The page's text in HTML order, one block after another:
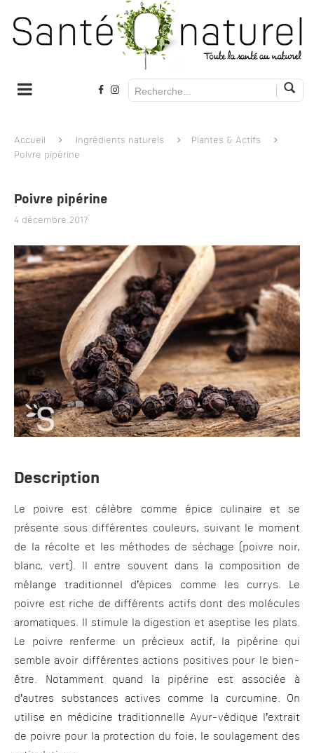
Accueil Ingrédients naturels
Plantes & Actifs
Poivre pipérine
Poivre pipérine
4 décembre 2017
Description
Le poivre est célèbre comme épice culinaire et se
présente sous différentes couleurs, suivant le moment
de la récolte et les méthodes de séchage (poivre noir,
blanc, vert). Il entre souvent dans la composition de
mélange traditionnel d’épices comme les currys. Le
poivre est riche de différents actifs dont des molécules
aromatiques. Il stimule la digestion et aseptise les plats.
Le poivre renferme un précieux actif, la pipérine qui
semble avoir différentes actions positives pour le bien-
être. Notamment quand la pipérine est associée à
d’autres substances actives comme la curcumine. On
utilise en médicine traditionnelle Ayur-védique l’extrait
de poivre pour la protection du foie, le soulagement des